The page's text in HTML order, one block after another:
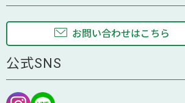
お問い合わせはこちら
公式SNS